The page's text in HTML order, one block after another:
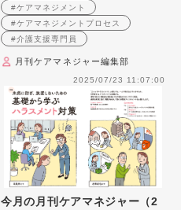
#ケアマネジメント
#ケアマネジメントプロセス
#介護支援専門員
月刊ケアマネジャー編集部
2025/07/23 11:07:00
今月の月刊ケアマネジャー（2